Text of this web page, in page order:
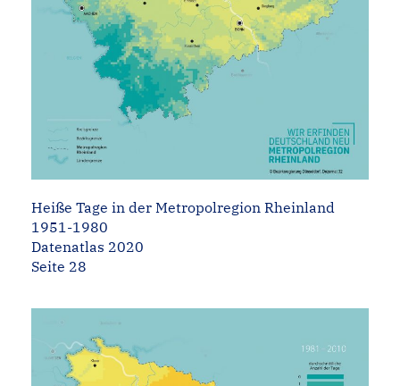
Heiße Tage in der Metropolregion Rheinland
1951-1980
Datenatlas 2020
Seite 28